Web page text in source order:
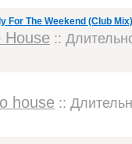
For The Weekend (Club Mix)
House ::
house ::